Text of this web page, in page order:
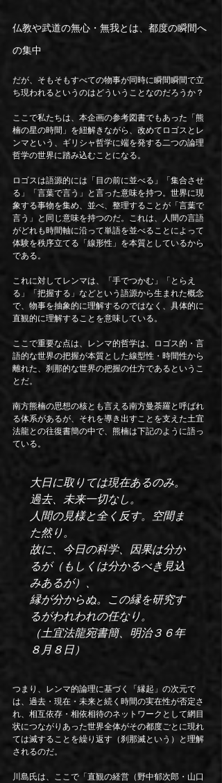
仏教や武道の無心・無我とは、都度の瞬間へ
の集中
だが、そもそもすべての物事が同時に瞬間瞬間で立
ち現われるというのはどういうことなのだろうか？
ここで私たちは、本企画の参考図書でもあった「熊
楠の星の時間」を紐解きながら、改めてロゴスとレ
ンマという、ギリシャ哲学に端を発する二つの論理
哲学の世界に踏み込むことになる。
ロゴスは語源的には「目の前に並べる」「集合させ
る」「言葉で言う」と言った意味を持つ。世界に現
象する事物を集め、並べ、整理することが「言葉で
言う」と同じ意味を持つのだ。これは、人間の言語
がどれも時間軸に沿って単語を並べることによって
体験を秩序立てる「線形性」を本質としているから
である。
これに対してレンマは、「手でつかむ」「とらえ
る」「把握する」などという語源から生まれた概念
で、物事を抽象的に理解するのではなく、具体的に
直観的に理解することを意味している。
ここで重要な点は、レンマ的哲学は、ロゴス的・言
語的な世界の把握が本質とした線型性・時間性から
離れた、刹那的な世界の把握の仕方であるというこ
とだ。
南方熊楠の思想の核とも言える南方曼荼羅と呼ばれ
る体系があるが、それを導き出すことを支えた土宜
法龍との往復書簡の中で、熊楠は下記のように語っ
ている。
大日に取りては現在あるのみ。
過去、未来一切なし。
人間の見様と全く反す。空間ま
た然り。
故に、今日の科学、因果は分か
るが（もしくは分かるべき見込
みあるが）、
縁が分からぬ。この縁を研究す
るがわれわれの任なり。
（土宜法龍宛書簡、明治３６年
８月８日）
つまり、レンマ的論理に基づく「縁起」の次元で
は、過去・現在・未来と続く時間の実在性が否定さ
れ、相互依存・相依相待のネットワークとして網目
状につながりあった世界全体がその都度ごとに現れ
ては滅することを繰り返す（刹那滅という）と理解
されるのだ。
川島氏は、ここで「直観の経営（野中郁次郎・山口